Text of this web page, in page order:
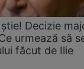
Decizie
urmează să
făcut de Ilie